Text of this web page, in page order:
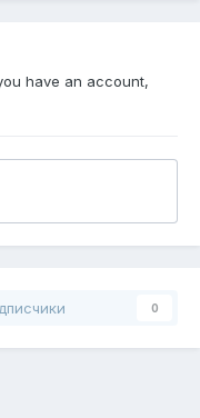
have an account,
0